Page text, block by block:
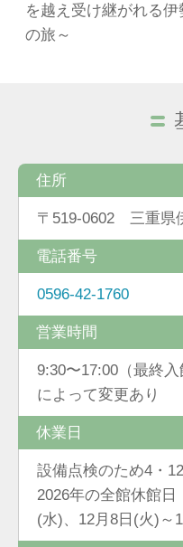
を越え受け継がれる伊
の旅～
住所
〒519-0602 三重県
電話番号
0596-42-1760
営業時間
9:30〜17:00（最終
によって変更あり
休業日
設備点検のため4・
2026年の全館休館
(水)、12月8日(火)～